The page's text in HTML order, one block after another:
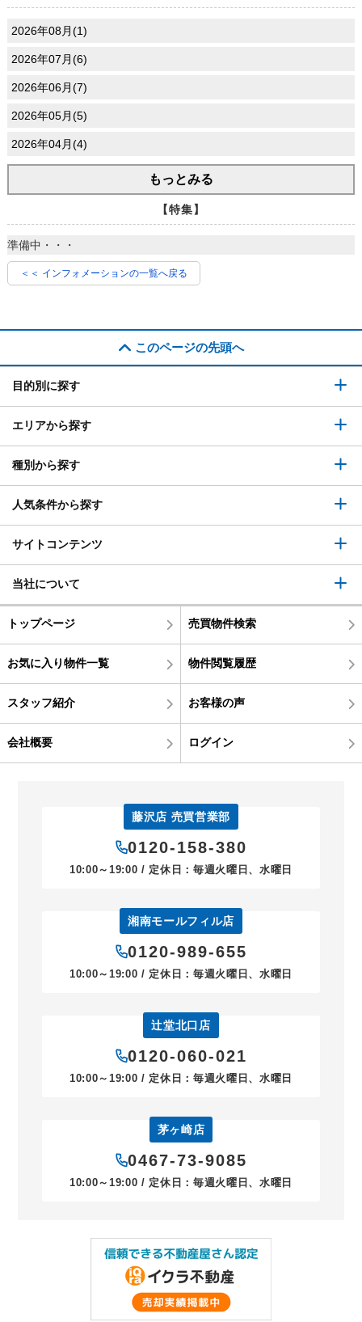
2026年08月(1)
2026年07月(6)
2026年06月(7)
2026年05月(5)
2026年04月(4)
もっとみる
【特集】
準備中・・・
＜＜ インフォメーションの一覧へ戻る
このページの先頭へ
目的別に探す
エリアから探す
種別から探す
人気条件から探す
サイトコンテンツ
当社について
トップページ 売買物件検索
お気に入り物件一覧 物件閲覧履歴
スタッフ紹介 お客様の声
会社概要 ログイン
藤沢店 売買営業部
0120-158-380
10:00～19:00 / 定休日：毎週火曜日、水曜日
湘南モールフィル店
0120-989-655
10:00～19:00 / 定休日：毎週火曜日、水曜日
辻堂北口店
0120-060-021
10:00～19:00 / 定休日：毎週火曜日、水曜日
茅ヶ崎店
0467-73-9085
10:00～19:00 / 定休日：毎週火曜日、水曜日